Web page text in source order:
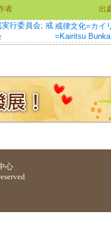
者 出
行委員会; 戒 戒律文化=カイ
=Kairitsu Bunka
心